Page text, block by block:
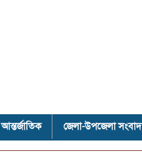
আন্তর্জাতিক জেলা-উপজেলা সংবাদ